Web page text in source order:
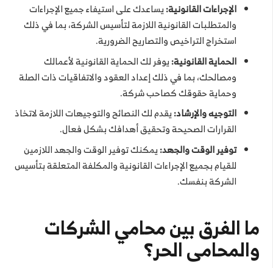
الإجراءات القانونية:يساعدك على استيفاء جميع الإجراءات
والمتطلبات القانونية اللازمة لتأسيس الشركة، بما في ذلك
استخراج التراخيص والتصاريح الضرورية.
الحماية القانونية:يوفر لك الحماية القانونية لأعمالك
ومصالحك، بما في ذلك إعداد العقود والاتفاقيات ذات الصلة
وحماية حقوقك كصاحب شركة.
التوجيه والإرشاد:يقدم لك النصائح والتوجيهات اللازمة لاتخاذ
القرارات الصحيحة وتحقيق أهدافك بشكل فعال.
توفير الوقت والجهد:يمكنك توفير الوقت والجهد اللازمين
للقيام بجميع الإجراءات القانونية والمكلفة المتعلقة بتأسيس
الشركة بنفسك.
ما الفرق بين محامي الشركات
والمحامى الحر؟